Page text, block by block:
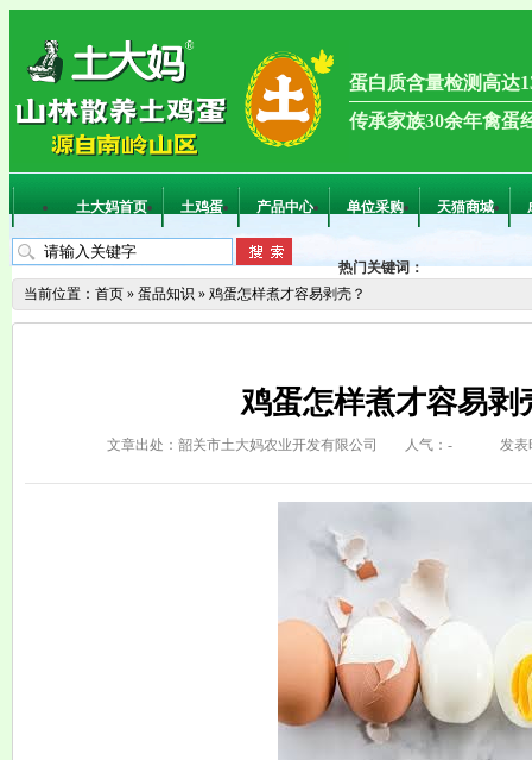
蛋白质含量检测高达
传承家族30余年禽蛋
土大妈首页 土鸡蛋 产品中心 单位采购 天猫商城
热门关键词：
当前位置： 首页 » 蛋品知识 » 鸡蛋怎样煮才容易剥壳？
鸡蛋怎样煮才容易剥
文章出处：韶关市土大妈农业开发有限公司 人气： - 发表